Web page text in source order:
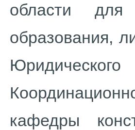
области для
образования,
кафедры